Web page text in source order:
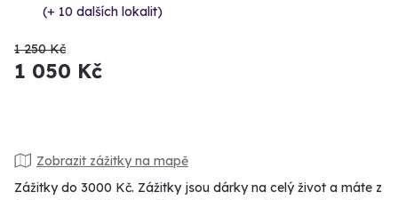
(+ 10 dalších lokalit)
1 250 Kč
1 050 Kč
Zobrazit zážitky na mapě
Zážitky do 3000 Kč. Zážitky jsou dárky na celý život a máte z